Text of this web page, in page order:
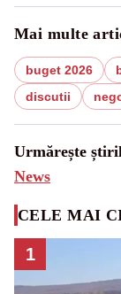
Mai multe
buget 2026
discutii
Urmărește
News
CELE MAI
1